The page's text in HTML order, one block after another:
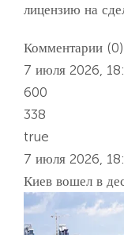
лицензию на
Комментарии
7 июля 2026,
600
338
true
7 июля 2026,
Киев вошел в